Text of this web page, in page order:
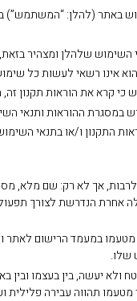
₪2,105.00
נורת לד דמוי פחם A60 11W
חילזון
התקנון ו/או בתנאי
אחרת הנדרשת לצורך
במעמד הרישום
שלו.
ולא יעשה, בין בעצמו
תהווה עבירה פלילית